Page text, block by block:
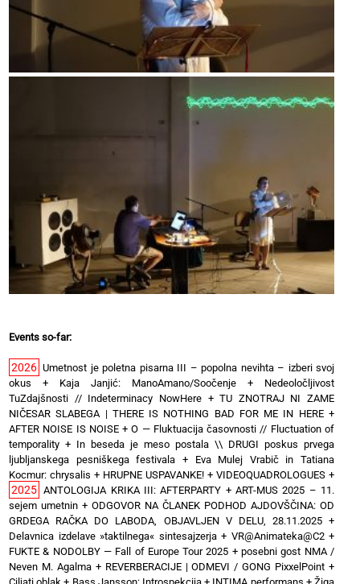
Events so-far:
2026 Umetnost je poletna pisarna III – popolna nevihta – izberi svoj
okus + Kaja Janjić: ManoAmano/Soočenje + Nedeoločljivost
TuZdajšnosti // Indeterminacy NowHere+TU ZNOTRAJ NI ZAME
NIČESAR SLABEGA | THERE IS NOTHING BAD FOR ME IN HERE+
AFTER NOISE IS NOISE+O — Fluktuacija časovnosti // Fluctuation of
temporality + In beseda je meso postala \\ DRUGI poskus prvega
ljubljanskega pesniškega festivala + Eva Mulej Vrabič in Tatiana
Kocmur: chrysalis + HRUPNE USPAVANKE! + VIDEOQUADROLOGUES +
2025 ANTOLOGIJA KRIKA III: AFTERPARTY +ART-MUS 2025 – 11.
sejem umetnin + ODGOVOR NA ČLANEK PODHOD AJDOVŠČINA: OD
GRDEGA RAČKA DO LABODA, OBJAVLJEN V DELU, 28.11.2025+
Delavnica izdelave »taktilnega« sintesajzerja+ VR@Animateka@C2+
FUKTE & NODOLBY — Fall of Europe Tour 2025 + posebni gost NMA /
Neven M. Agalma+ REVERBERACIJE | ODMEVI / GONG PixxelPoint +